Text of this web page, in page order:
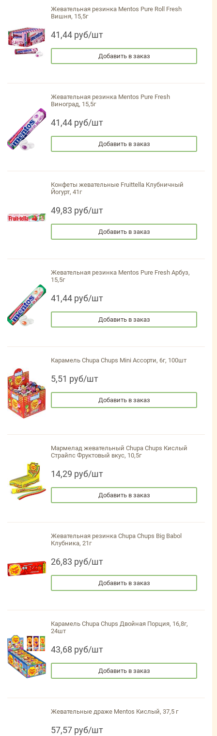
Жевательная резинка Mentos Pure Roll Fresh
Вишня, 15,5г
41,44 руб/шт
Добавить в заказ
Жевательная резинка Mentos Pure Fresh
Виноград, 15,5г
41,44 руб/шт
Добавить в заказ
Конфеты жевательные Fruittella Клубничный
Йогурт, 41г
49,83 руб/шт
Добавить в заказ
Жевательная резинка Mentos Pure Fresh Арбуз,
15,5г
41,44 руб/шт
Добавить в заказ
Карамель Chupa Chups Mini Ассорти, 6г, 100шт
5,51 руб/шт
Добавить в заказ
Мармелад жевательный Chupa Chups Кислый
Страйпс Фруктовый вкус, 10,5г
14,29 руб/шт
Добавить в заказ
Жевательная резинка Chupa Chups Big Babol
Клубника, 21г
26,83 руб/шт
Добавить в заказ
Карамель Chupa Chups Двойная Порция, 16,8г,
24шт
43,68 руб/шт
Добавить в заказ
Жевательные драже Mentos Кислый, 37,5 г
57,57 руб/шт